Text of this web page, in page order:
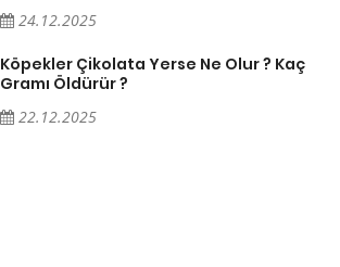
24.12.2025
Köpekler Çikolata Yerse Ne Olur ? Kaç
Gramı Öldürür ?
22.12.2025